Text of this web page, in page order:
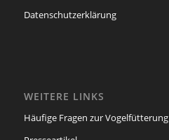
Datenschutzerklärung
WEITERE LINKS
Häufige Fragen zur Vogelfütterung